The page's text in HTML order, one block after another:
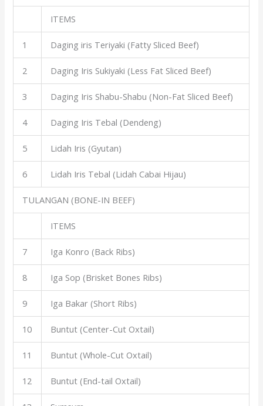
ITEMS
1 Daging iris Teriyaki (Fatty Sliced Beef)
2 Daging Iris Sukiyaki (Less Fat Sliced Beef)
3 Daging Iris Shabu-Shabu (Non-Fat Sliced Beef)
4 Daging Iris Tebal (Dendeng)
5 Lidah Iris (Gyutan)
6 Lidah Iris Tebal (Lidah Cabai Hijau)
TULANGAN (BONE-IN BEEF)
ITEMS
7 Iga Konro (Back Ribs)
8 Iga Sop (Brisket Bones Ribs)
9 Iga Bakar (Short Ribs)
10 Buntut (Center-Cut Oxtail)
11 Buntut (Whole-Cut Oxtail)
12 Buntut (End-tail Oxtail)